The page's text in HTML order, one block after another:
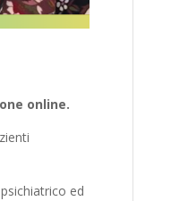
online.
ed